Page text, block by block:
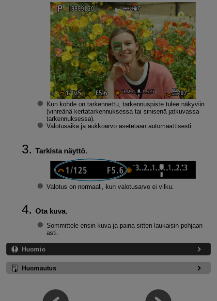
Kun kohde on tarkennettu, tarkennuspiste tulee näkyviin
(vihreänä kertatarkennuksessa tai sinisenä jatkuvassa
tarkennuksessa).
Valotusaika ja aukkoarvo asetetaan automaattisesti.
Tarkista näyttö.
Valotus on normaali, kun valotusarvo ei vilku.
Ota kuva.
Sommittele ensin kuva ja paina sitten laukaisin pohjaan
asti.
Huomio
Huomautus